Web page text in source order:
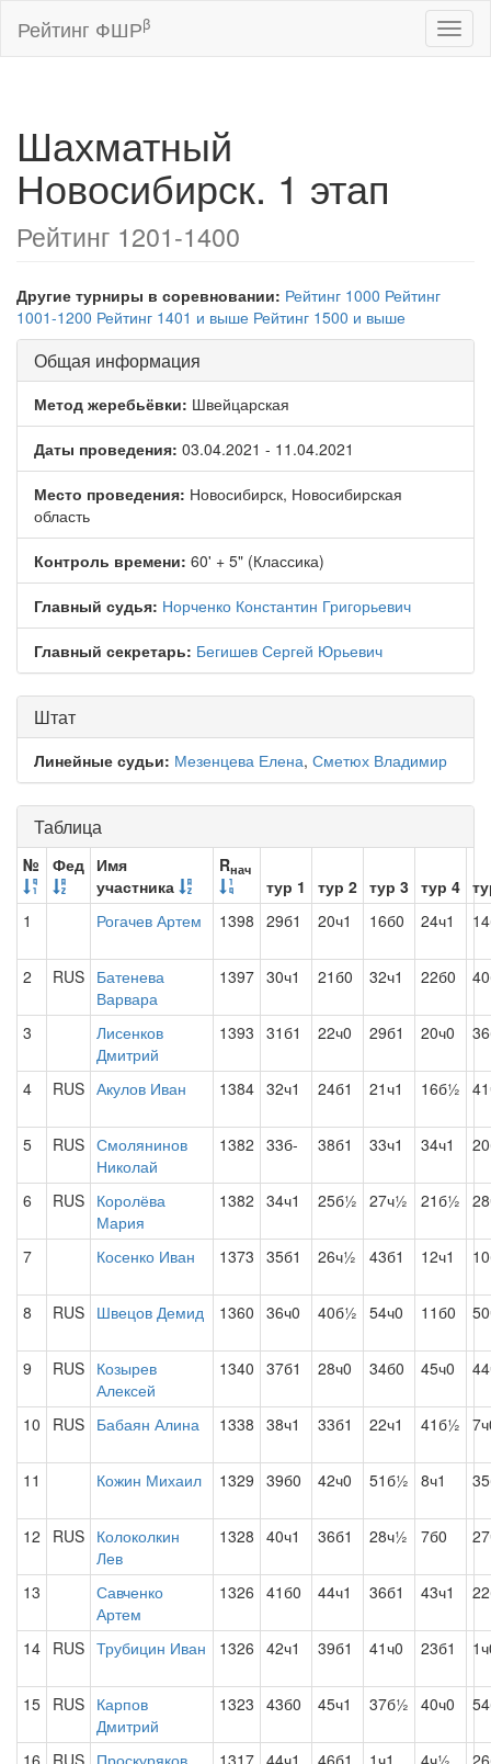
Рейтинг ФШРβ
Шахматный
Новосибирск. 1 этап
Рейтинг 1201-1400
Другие турниры в соревновании: Рейтинг 1000 Рейтинг
1001-1200 Рейтинг 1401 и выше Рейтинг 1500 и выше
Общая информация
Метод жеребьёвки: Швейцарская
Даты проведения: 03.04.2021 - 11.04.2021
Место проведения: Новосибирск, Новосибирская
область
Контроль времени: 60' + 5" (Классика)
Главный судья: Норченко Константин Григорьевич
Главный секретарь: Бегишев Сергей Юрьевич
Штат
Линейные судьи: Мезенцева Елена, Сметюх Владимир
Таблица
№ Фед Имя
участника
Rнач
тур 1 тур 2 тур 3 тур 4
1
Рогачев Артем 1398 29б1 20ч1 16б0 24ч1
2 RUS Батенева
Варвара
1397 30ч1 21б0 32ч1 22б0
3
Лисенков
Дмитрий
1393 31б1 22ч0 29б1 20ч0
4 RUS Акулов Иван 1384 32ч1 24б1 21ч1 16б½
5 RUS Смолянинов
Николай
1382 33б- 38б1 33ч1 34ч1
6 RUS Королёва
Мария
1382 34ч1 25б½ 27ч½ 21б½
7 Косенко Иван 1373 35б1 26ч½ 43б1 12ч1
8 RUS Швецов Демид 1360 36ч0 40б½ 54ч0 11б0
9 RUS Козырев
Алексей
1340 37б1 28ч0 34б0 45ч0
10 RUS Бабаян Алина 1338 38ч1 33б1 22ч1 41б½
11 Кожин Михаил 1329 39б0 42ч0 51б½ 8ч1
12 RUS Колоколкин
Лев
1328 40ч1 36б1 28ч½ 7б0
13
Савченко
Артем
1326 41б0 44ч1 36б1 43ч1
14 RUS Трубицин Иван 1326 42ч1 39б1 41ч0 23б1
15 RUS Карпов
Дмитрий
1323 43б0 45ч1 37б½ 40ч0
16 RUS Проскуряков
1317 44ч1 46б1 1ч1 4ч½